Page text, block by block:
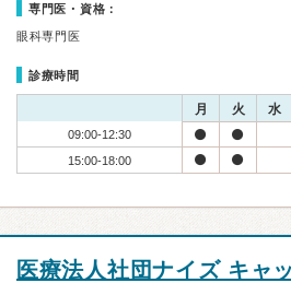
専門医・資格：
眼科専門医
診療時間
月 火 水
09:00-12:30
15:00-18:00
医療法人社団ナイズ キャ